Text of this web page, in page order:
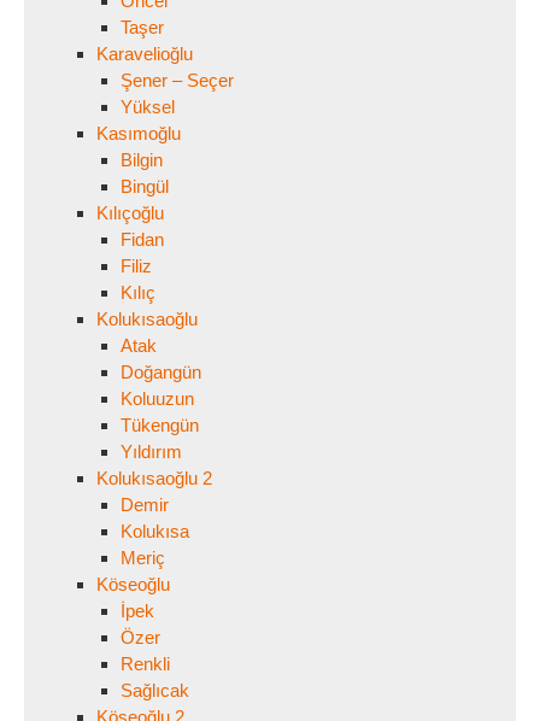
Taşer
Karavelioğlu
Şener – Seçer
Yüksel
Kasımoğlu
Bilgin
Bingül
Kılıçoğlu
Fidan
Filiz
Kılıç
Kolukısaoğlu
Atak
Doğangün
Koluuzun
Tükengün
Yıldırım
Kolukısaoğlu 2
Demir
Kolukısa
Meriç
Köseoğlu
İpek
Özer
Renkli
Sağlıcak
Köseoğlu 2